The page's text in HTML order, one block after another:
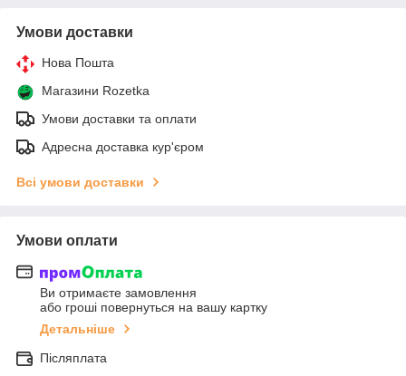
Умови доставки
Нова Пошта
Магазини Rozetka
Умови доставки та оплати
Адресна доставка кур'єром
Всі умови доставки
Умови оплати
Ви отримаєте замовлення
або гроші повернуться на вашу картку
Детальніше
Післяплата